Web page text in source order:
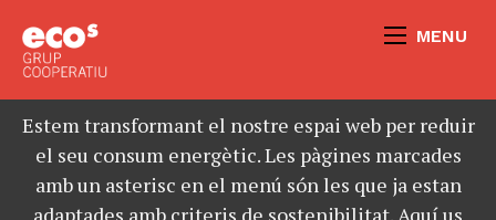
MENU
Estem transformant el nostre espai web per reduir
el seu consum energètic. Les pàgines marcades
amb un asterisc en el menú són les que ja estan
adaptades amb criteris de sostenibilitat.Aquíus